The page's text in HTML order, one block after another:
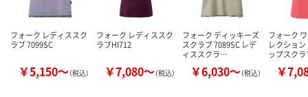
フォーク レディススク
ラブ 7099SC
￥5,150～（税込）
フォーク レディススク
ラブHI712
￥7,080～（税込）
フォーク ディッキーズ
スクラブ 7089SC レデ
ィススクラ…
￥6,030～（税込）
フォーク
レクショ
ップスク
￥